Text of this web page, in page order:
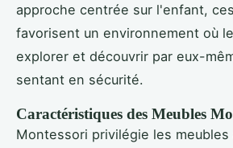
approche centrée sur l'enfant,
favorisent un environnement où
explorer et découvrir par eux-
sentant en sécurité.
Caractéristiques des Meubles
Montessori privilégie les meubles